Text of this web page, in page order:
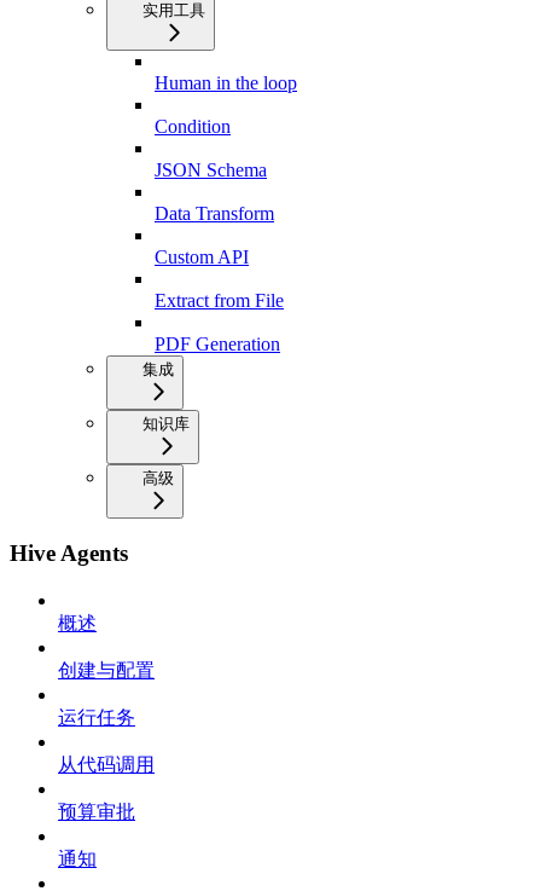
实用工具
Human in the loop
Condition
JSON Schema
Data Transform
Custom API
Extract from File
PDF Generation
集成
知识库
高级
Hive Agents
概述
创建与配置
运行任务
从代码调用
预算审批
通知